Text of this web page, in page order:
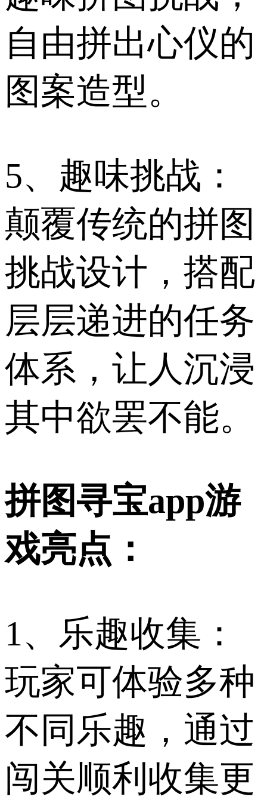
自由拼出心仪的
图案造型。
5、趣味挑战：
颠覆传统的拼图
挑战设计，搭配
层层递进的任务
体系，让人沉浸
其中欲罢不能。
拼图寻宝app游
戏亮点：
1、乐趣收集：
玩家可体验多种
不同乐趣，通过
闯关顺利收集更